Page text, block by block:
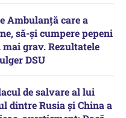
Ambulanță care a
să-și cumpere pepeni
grav. Rezultatele
DSU
de salvare al lui
dintre Rusia și China a